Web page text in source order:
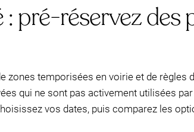
P
P
pré-réservez des
zones temporisées en voirie et de règles
qui ne sont pas activement utilisées
vos dates, puis comparez les